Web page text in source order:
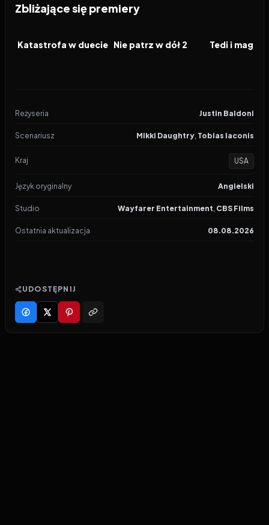
Zbliżające się premiery
FILM
Katastrofa w duecie FILM
Nie patrz w dół 2 FILM
Reżyseria Justin Baldoni
Scenariusz Mikki Daughtry, Tobias Iaconis
Kraj USA
Język oryginalny Angielski
Studio Wayfarer Entertainment, CBS Films
Ostatnia aktualizacja 08.08.2026
UDOSTĘPNIJ